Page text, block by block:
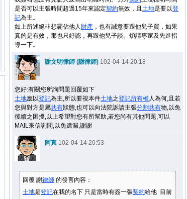
是否可以主張時間超過15年來認定契約無效，且 土地是要以登
記為主。
如上所述絕非想霸佔他人財產 ，也有誠意要跟他兒子買，如果
真的是有效，那也只好認，再跟他兒子談。煩請專家及先進指
導一下。
謝文明律師 (謝律師) 102-04-14 20:18
您好:有關您所詢問題回覆如下
土地應以登記為主,所以要視本件土地之登記所有權人為何,且若
您與對方是屬共有狀態,也可以向法院訴請主張分割共有物,以免
後續之困擾,以上希望對您有所幫助,若您尚有其他問題,可以
MAIL來信詢問,以免遺漏,謝謝
阿真 102-04-14 20:53
回覆 謝律師 的發言內容：
土地是登記在我的名下 只是當時有簽一張契約給他 目前